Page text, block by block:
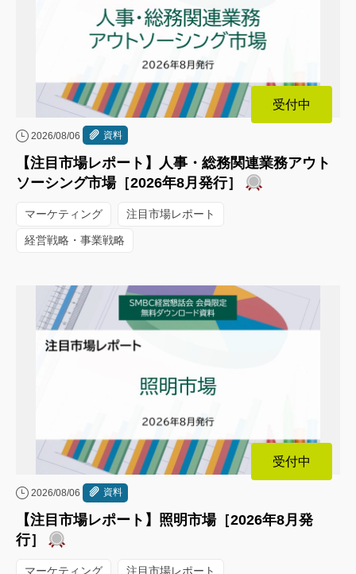
受付中
2026/08/06 資料
【注目市場レポート】人事・総務関連業務アウト
ソーシング市場［2026年8月発行］
マーケティング 注目市場レポート
経営戦略・事業戦略
受付中
2026/08/06 資料
【注目市場レポート】照明市場［2026年8月発
行］
マーケティング 注目市場レポート